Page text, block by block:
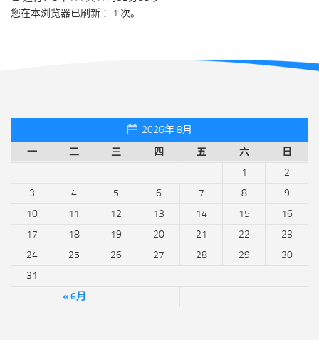
您在本浏览器已刷新 ：1 次。
2026年 8月
一
二 三 四 五 六 日
« 6月
1
2
3
4 5 6 7 8
9
10
11 12 13 14 15
16
17
18 19 20 21 22
23
24
25 26 27 28 29
30
31